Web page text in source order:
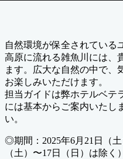
自然環境が保全されている
高原に流れる雑魚川には、
ます。広大な自然の中で、
お楽しみいただけます。
担当ガイドは弊ホテルベテ
には基本からご案内いたし
い。
◎期間：2025年6月21日（
（土）〜17日（日）は除く）